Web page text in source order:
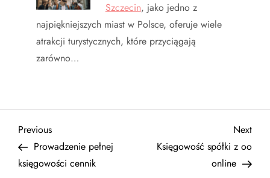
Szczecin, jako jedno z
najpiękniejszych miast w Polsce, oferuje wiele
atrakcji turystycznych, które przyciągają
zarówno…
N
a
Previous
Post
Previous
Prowadzenie pełnej
księgowości cennik
Next
Post
Next
Księgowość spółki z oo
online